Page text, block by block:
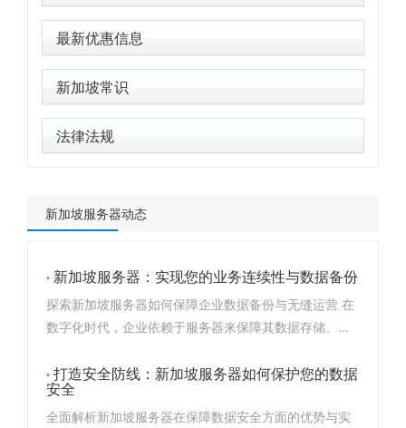
最新优惠信息
新加坡常识
法律法规
新加坡服务器动态
新加坡服务器：实现您的业务连续性与数据备份
探索新加坡服务器如何保障企业数据备份与无缝运营 在
数字化时代，企业依赖于服务器来保障其数据存储、...
打造安全防线：新加坡服务器如何保护您的数据
安全
全面解析新加坡服务器在保障数据安全方面的优势与实